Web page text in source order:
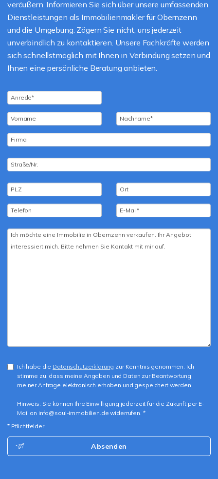
veräußern. Informieren Sie sich über unsere umfassenden
Dienstleistungen als Immobilienmakler für Obernzenn
und die Umgebung. Zögern Sie nicht, uns jederzeit
unverbindlich zu kontaktieren. Unsere Fachkräfte werden
sich schnellstmöglich mit Ihnen in Verbindung setzen und
Ihnen eine persönliche Beratung anbieten.
Ich habe die Datenschutzerklärung zur Kenntnis genommen. Ich
stimme zu, dass meine Angaben und Daten zur Beantwortung
meiner Anfrage elektronisch erhoben und gespeichert werden.
Hinweis: Sie können Ihre Einwilligung jederzeit für die Zukunft per E-
Mail an info@soul-immobilien.de widerrufen. *
* Pflichtfelder
Absenden